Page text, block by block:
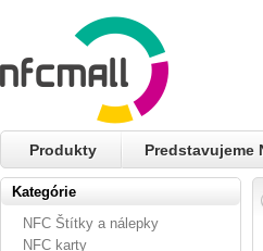
Produkty Predstavujeme
Kategórie
NFC Štítky a nálepky
NFC karty